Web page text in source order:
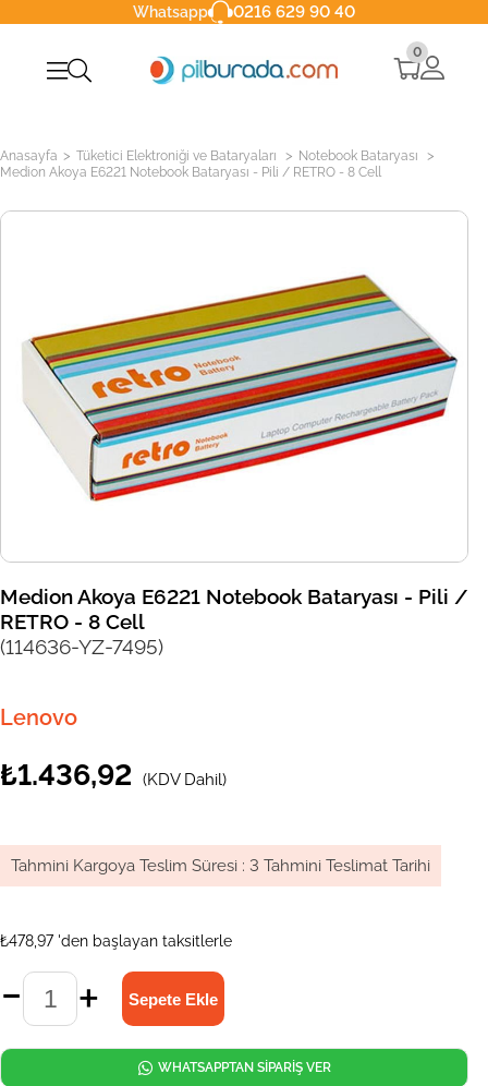
Whatsapp 0216 629 90 40
0
Anasayfa > Tüketici Elektroniği ve Bataryaları > Notebook Bataryası >
Medion Akoya E6221 Notebook Bataryası - Pili / RETRO - 8 Cell
Medion Akoya E6221 Notebook Bataryası - Pili /
RETRO - 8 Cell
(114636-YZ-7495)
Lenovo
₺1.436,92 (KDV Dahil)
Tahmini Kargoya Teslim Süresi : 3 Tahmini Teslimat Tarihi
₺478,97 'den başlayan taksitlerle
WHATSAPPTAN SİPARİŞ VER